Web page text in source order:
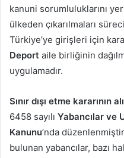
kanuni sorumluluklarını
ülkeden çıkarılmaları
Türkiye’ye girişleri için
Deport aile birliğinin
uygulamadır.
Sınır dışı etme kararının
6458 sayılı Yabancılar ve
Kanunu’nda
bulunan yabancılar, bazı